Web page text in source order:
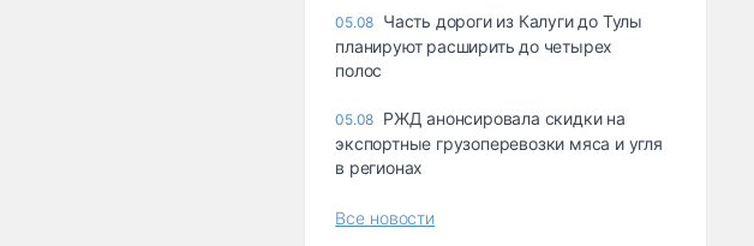
05.08 Часть дороги из Калуги до Тулы
планируют расширить до четырех
полос
05.08 РЖД анонсировала скидки на
экспортные грузоперевозки мяса и угля
в регионах
Все новости